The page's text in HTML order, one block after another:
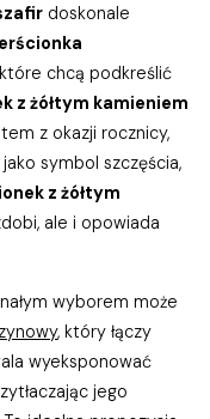
doskonale
chcą podkreślić
z żółtym kamieniem
z okazji rocznicy,
symbol szczęścia,
z żółtym
ale i opowiada
wyborem może
, który łączy
wyeksponować
jego